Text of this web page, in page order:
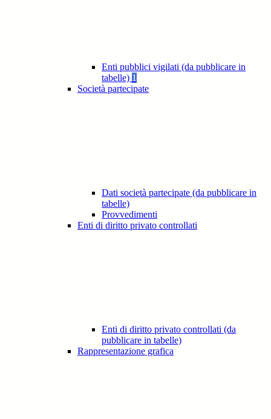
Enti pubblici vigilati (da pubblicare in
tabelle) 1
Società partecipate
Dati società partecipate (da pubblicare in
tabelle)
Provvedimenti
Enti di diritto privato controllati
Enti di diritto privato controllati (da
pubblicare in tabelle)
Rappresentazione grafica